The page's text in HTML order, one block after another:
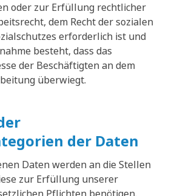
oder zur Erfüllung rechtlicher
dem Recht der sozialen
erforderlich ist und
besteht, dass das
der Beschäftigten an dem
überwiegt.
der Daten
Daten werden an die Stellen
zur Erfüllung unserer